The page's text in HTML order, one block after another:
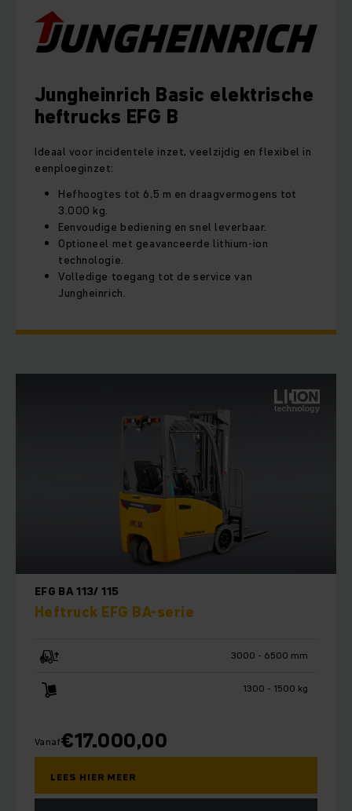
Jungheinrich Basic elektrische
heftrucks EFG B
Ideaal voor incidentele inzet, veelzijdig en flexibel in
eenploeginzet:
Hefhoogtes tot 6,5 m en draagvermogens tot
3.000 kg.
Eenvoudige bediening en snel leverbaar.
Optioneel met geavanceerde lithium-ion
technologie.
Volledige toegang tot de service van
Jungheinrich.
EFG BA 113/ 115
Heftruck EFG BA-serie
3000 - 6500 mm
1300 - 1500 kg
Vanaf€17.000,00
LEES HIER MEER